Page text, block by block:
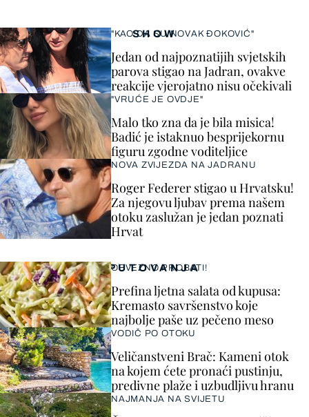
SHOW
"KAO DA SU NOVAK ĐOKOVIĆ"
Jedan od najpoznatijih svjetskih
parova stigao na Jadran, ovakve
reakcije vjerojatno nisu očekivali
"VRUĆE JE OVDJE"
Malo tko zna da je bila misica!
Badić je istaknuo besprijekornu
figuru zgodne voditeljice
NOVA ZVIJEZDA NA JADRANU
Roger Federer stigao u Hrvatsku!
Za njegovu ljubav prema našem
otoku zaslužan je jedan poznati
Hrvat
PUTOVANJA
OBVEZNO PROBATI!
Prefina ljetna salata od kupusa:
Kremasto savršenstvo koje
najbolje paše uz pečeno meso
VODIČ PO OTOKU
Veličanstveni Brač: Kameni otok
na kojem ćete pronaći pustinju,
predivne plaže i uzbudljivu hranu
NAJMANJA NA SVIJETU